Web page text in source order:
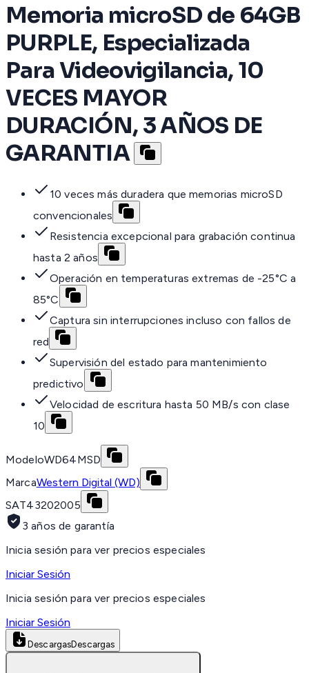
Memoria microSD de 64GB
PURPLE, Especializada
Para Videovigilancia, 10
VECES MAYOR
DURACIÓN, 3 AÑOS DE
GARANTIA
10 veces más duradera que memorias microSD
convencionales
Resistencia excepcional para grabación continua
hasta 2 años
Operación en temperaturas extremas de -25°C a
85°C
Captura sin interrupciones incluso con fallos de
red
Supervisión del estado para mantenimiento
predictivo
Velocidad de escritura hasta 50 MB/s con clase
10
ModeloWD64MSD
MarcaWestern Digital (WD)
SAT43202005
3 años de garantía
Inicia sesión para ver precios especiales
Iniciar Sesión
Inicia sesión para ver precios especiales
Iniciar Sesión
DescargasDescargas